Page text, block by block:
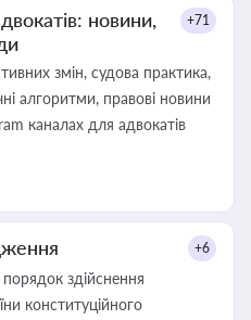
новини,
+71
змін, судова практика,
алгоритми, правові новини
каналах для адвокатів
+6
здійснення
конституційного